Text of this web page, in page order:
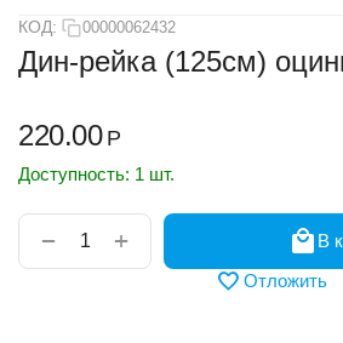
КОД: 00000062432
Дин-рейка (125см)
220.00 Р
Доступность: 1 шт.
+
−
В
Отложить